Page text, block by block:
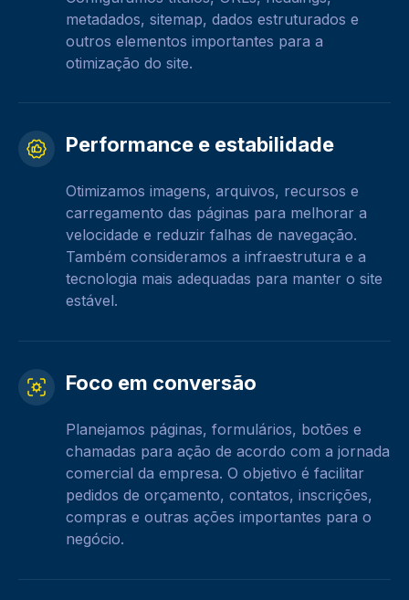
metadados, sitemap, dados estruturados e
outros elementos importantes para a
otimização do site.
Performance e estabilidade
Otimizamos imagens, arquivos, recursos e
carregamento das páginas para melhorar a
velocidade e reduzir falhas de navegação.
Também consideramos a infraestrutura e a
tecnologia mais adequadas para manter o site
estável.
Foco em conversão
Planejamos páginas, formulários, botões e
chamadas para ação de acordo com a jornada
comercial da empresa. O objetivo é facilitar
pedidos de orçamento, contatos, inscrições,
compras e outras ações importantes para o
negócio.